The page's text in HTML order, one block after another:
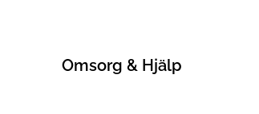
Omsorg & Hjälp